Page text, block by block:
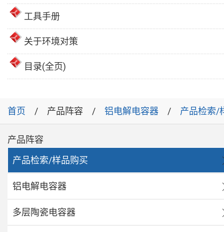
工具手册
关于环境对策
目录(全页)
首页 产品阵容 铝电解电容器 产品检索/
产品阵容
产品检索/样品购买
铝电解电容器
多层陶瓷电容器